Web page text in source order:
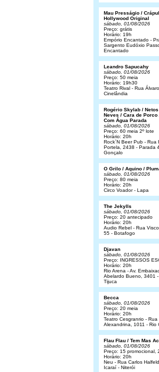
Mau Presságio /
Hollywood Original
sábado, 01/08/2026
Preço: grátis
Horário: 19h
Empório Encantado -
Sargento Eudóxio
Encantado
Leandro Sapucahy
sábado, 01/08/2026
Preço: 50 meia
Horário: 19h30
Teatro Rival - Rua
Cinelândia
Rogério Skylab / Netos
Neves / Cara de Porco
Com Água Parada
sábado, 01/08/2026
Preço: 60 meia 2º lote
Horário: 20h
Rock´N Beer Pub - Rua
Portela, 2438 - Parada
Gonçalo
O Grilo / Aquino /
sábado, 01/08/2026
Preço: 80 meia
Horário: 20h
Circo Voador - Lapa
The Jekylls
sábado, 01/08/2026
Preço: 20 antecipado
Horário: 20h
Audio Rebel - Rua
55 - Botafogo
Djavan
sábado, 01/08/2026
Preço: INGRESSOS
Horário: 20h
Rio Arena - Av.
Abelardo Bueno, 3401
Tijuca
Becca
sábado, 01/08/2026
Preço: 20 meia
Horário: 20h
Teatro Cesgranrio - Rua
Alexandrina, 1011 - Rio
Flau Flau / Tem Mas
sábado, 01/08/2026
Preço: 15 promocional,
Horário: 20h
Neu - Rua Carlos
Icaraí - Niterói